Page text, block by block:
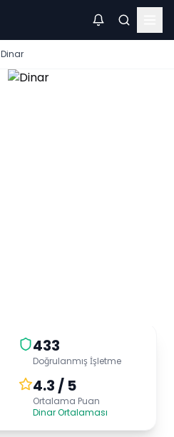
Dinar
433
Doğrulanmış İşletme
4.3 / 5
Ortalama Puan
Dinar Ortalaması